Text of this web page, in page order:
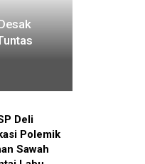
Deli
Polemik
Sawah